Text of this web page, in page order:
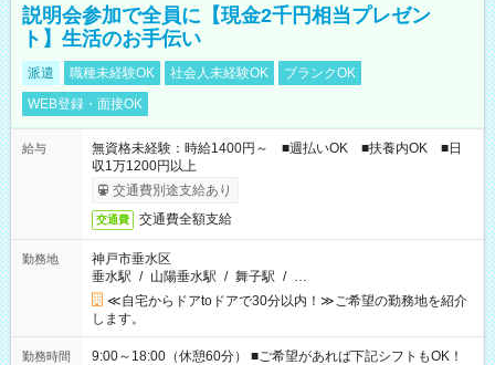
説明会参加で全員に【現金2千円相当プレゼン
ト】生活のお手伝い
派遣 職種未経験OK 社会人未経験OK
ブランクOK
WEB登録・面接OK
給与
無資格未経験：時給1400円～ ■週払いOK ■扶養内OK ■日
収1万1200円以上
交通費別途支給あり
交通費 交通費全額支給
勤務地
神戸市垂水区
垂水駅 / 山陽垂水駅 / 舞子駅 / …
≪自宅からドアtoドアで30分以内！≫ご希望の勤務地を紹介
します。
勤務時間
9:00～18:00（休憩60分） ■ご希望があれば下記シフトもOK！